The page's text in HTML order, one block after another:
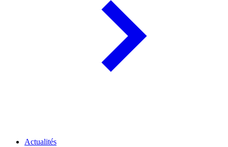
Actualités